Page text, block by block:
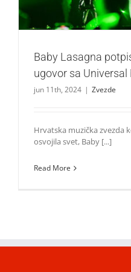
Baby Lasagna
ugovor sa Universal
jun 11th, 2024 | Zvezde
Hrvatska muzička zvezda
osvojila svet, Baby [...]
Read More